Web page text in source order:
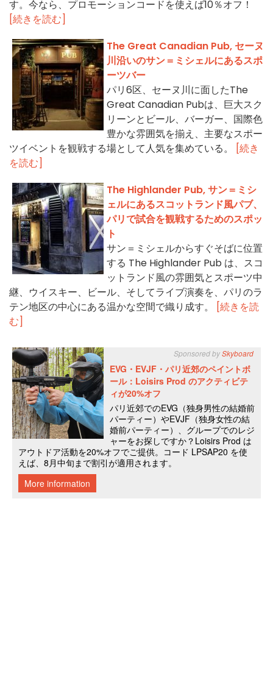
す。今なら、プロモーションコードを使えば10％オフ！
[続きを読む]
The Great Canadian Pub, セーヌ
川沿いのサン＝ミシェルにあるスポ
ーツバー
パリ6区、セーヌ川に面したThe
Great Canadian Pubは、巨大スク
リーンとビール、バーガー、国際色
豊かな雰囲気を揃え、主要なスポー
ツイベントを観戦する場として人気を集めている。
[続き
を読む]
The Highlander Pub, サン＝ミシ
ェルにあるスコットランド風パブ、
パリで試合を観戦するためのスポッ
ト
サン＝ミシェルからすぐそばに位置
する The Highlander Pub は、スコ
ットランド風の雰囲気とスポーツ中
継、ウイスキー、ビール、そしてライブ演奏を、パリのラ
テン地区の中心にある温かな空間で織り成す。
[続きを読
む]